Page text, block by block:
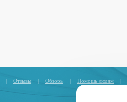
| Отзывы | Обзоры | Помощь людям |